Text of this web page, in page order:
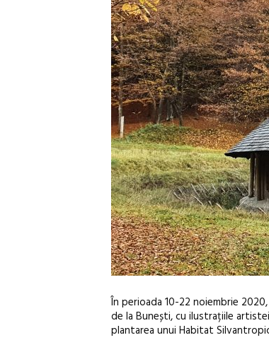
În perioada 10-22 noiembrie
de la Bunești, cu ilustrațiile
plantarea unui Habitat